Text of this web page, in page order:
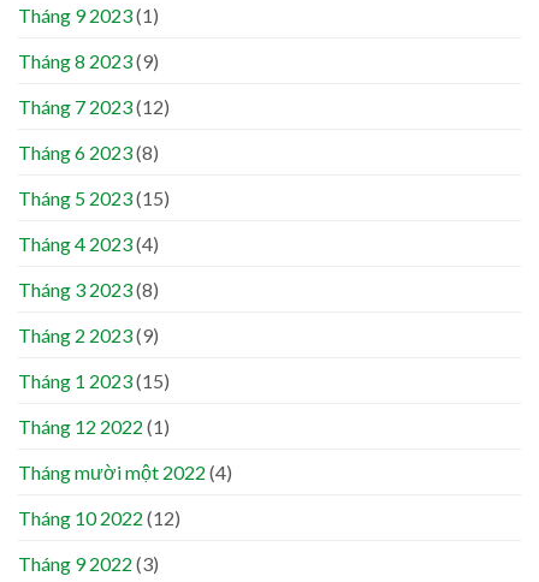
Tháng 9 2023(1)
Tháng 8 2023(9)
Tháng 7 2023(12)
Tháng 6 2023(8)
Tháng 5 2023(15)
Tháng 4 2023(4)
Tháng 3 2023(8)
Tháng 2 2023(9)
Tháng 1 2023(15)
Tháng 12 2022 (1)
Tháng mười một 2022 (4)
Tháng 10 2022 (12)
Tháng 9 2022 (3)